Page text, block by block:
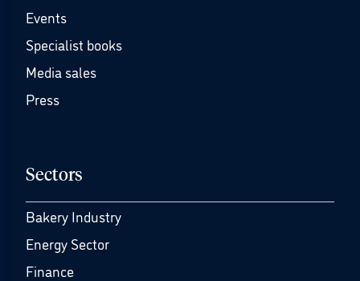
Events
Specialist books
Media sales
Press
Sectors
Bakery Industry
Energy Sector
Finance